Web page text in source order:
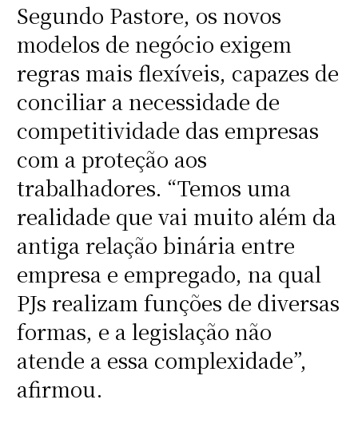
Segundo Pastore, os novos
modelos de negócio exigem
regras mais flexíveis, capazes de
conciliar a necessidade de
competitividade das empresas
com a proteção aos
trabalhadores. “Temos uma
realidade que vai muito além da
antiga relação binária entre
empresa e empregado, na qual
PJs realizam funções de diversas
formas, e a legislação não
atende a essa complexidade”,
afirmou.